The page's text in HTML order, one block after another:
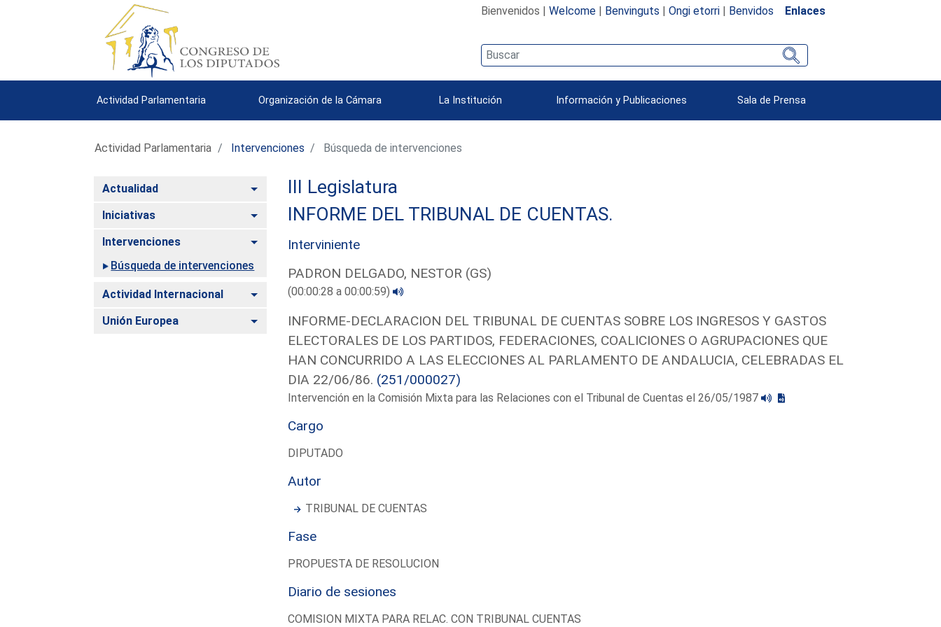
Bienvenidos | Welcome| Benvinguts | Ongi etorri| Benvidos Enlaces
Actividad Parlamentaria Organización de la Cámara La Institución Información y Publicaciones Sala de Prensa
Actividad Parlamentaria Intervenciones Búsqueda de intervenciones
Actualidad Alternar
Iniciativas Alternar
Intervenciones
Alternar
Búsqueda de intervenciones
Actividad Internacional Alternar
Unión Europea Alternar
III Legislatura
INFORME DEL TRIBUNAL DE CUENTAS.
Interviniente
PADRON DELGADO, NESTOR (GS)
(00:00:28 a 00:00:59)
INFORME-DECLARACION DEL TRIBUNAL DE CUENTAS SOBRE LOS INGRESOS Y GASTOS
ELECTORALES DE LOS PARTIDOS, FEDERACIONES, COALICIONES O AGRUPACIONES QUE
HAN CONCURRIDO A LAS ELECCIONES AL PARLAMENTO DE ANDALUCIA, CELEBRADAS EL
DIA 22/06/86. (251/000027)
Intervención en la Comisión Mixta para las Relaciones con el Tribunal de Cuentas el 26/05/1987
Cargo
DIPUTADO
Autor
TRIBUNAL DE CUENTAS
Fase
PROPUESTA DE RESOLUCION
Diario de sesiones
COMISION MIXTA PARA RELAC. CON TRIBUNAL CUENTAS